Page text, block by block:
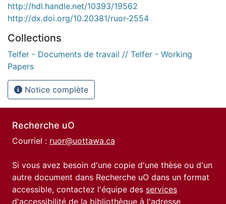
http://hdl.handle.net/10393/19562
http://dx.doi.org/10.20381/ruor-2554
Collections
Telfer - Documents de travail // Telfer - Working
Papers
Notice complète
Recherche uO
Courriel : ruor@uottawa.ca
Si vous avez besoin d'une copie d'une thèse ou d'un
autre document dans Recherche uO dans un format
accessible, contactez l'équipe des services
d'accessibilité de la bibliothèque à l'adresse